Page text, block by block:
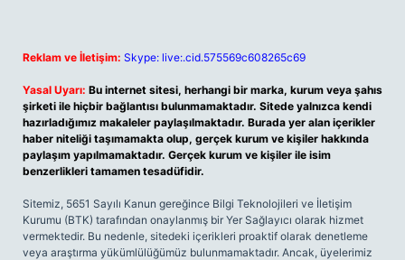
Reklam ve İletişim: Skype: live:.cid.575569c608265c69
Yasal Uyarı: Bu internet sitesi, herhangi bir marka, kurum veya şahıs
şirketi ile hiçbir bağlantısı bulunmamaktadır. Sitede yalnızca kendi
hazırladığımız makaleler paylaşılmaktadır. Burada yer alan içerikler
haber niteliği taşımamakta olup, gerçek kurum ve kişiler hakkında
paylaşım yapılmamaktadır. Gerçek kurum ve kişiler ile isim
benzerlikleri tamamen tesadüfidir.
Sitemiz, 5651 Sayılı Kanun gereğince Bilgi Teknolojileri ve İletişim
Kurumu (BTK) tarafından onaylanmış bir Yer Sağlayıcı olarak hizmet
vermektedir. Bu nedenle, sitedeki içerikleri proaktif olarak denetleme
veya araştırma yükümlülüğümüz bulunmamaktadır. Ancak, üyelerimiz